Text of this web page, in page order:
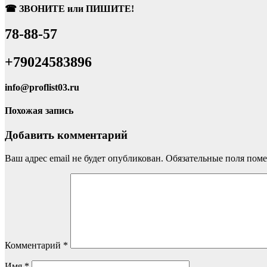
☎ ЗВОНИТЕ или ПИШИТЕ!
78-88-57
+79024583896
info@proflist03.ru
Похожая запись
Добавить комментарий
Ваш адрес email не будет опубликован. Обязательные поля
Комментарий *